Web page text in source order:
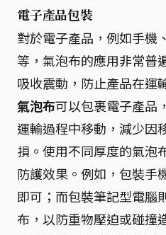
電子產品包裝
對於電子產品，例如手機
等，氣泡布的應用非常普
吸收震動，防止產品在運
氣泡布可以包裹電子產品
運輸過程中移動，減少因
損。使用不同厚度的氣泡
防護效果。例如，包裝手
即可；而包裝筆記型電腦
布，以防重物壓迫或碰撞